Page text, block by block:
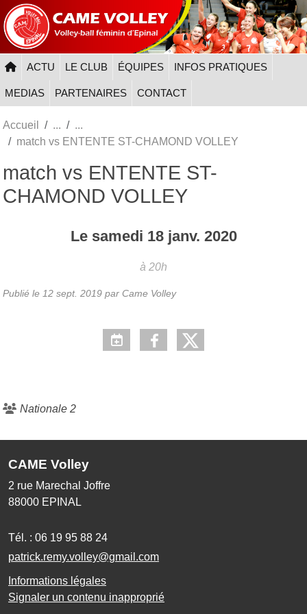
ACTU LE CLUB ÉQUIPES INFOS PRATIQUES
MEDIAS PARTENAIRES CONTACT
Accueil
match vs ENTENTE ST-CHAMOND VOLLEY
match vs ENTENTE ST-
CHAMOND VOLLEY
Le samedi 18 janv. 2020
à 20h
Publié le 12 sept. 2019 par Came Volley
Nationale 2
CAME Volley
2 rue Marechal Joffre
88000 EPINAL
Tél. : 06 19 95 88 24
patrick.remy.volley@gmail.com
Informations légales
Signaler un contenu inapproprié
Panneau de gestion des cookies